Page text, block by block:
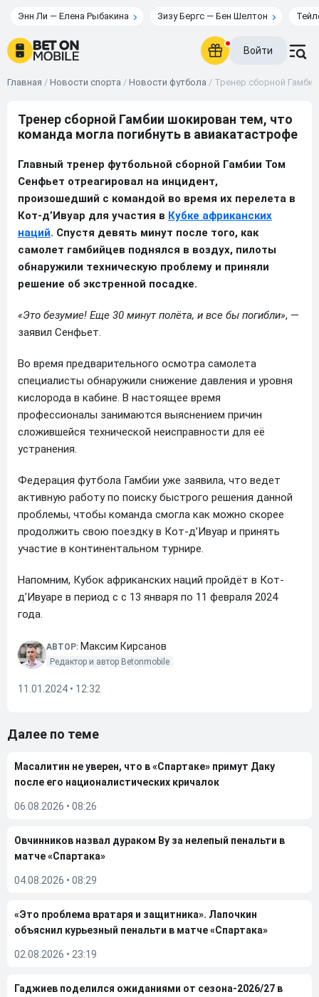
Энн Ли — Елена Рыбакина Зизу Бергс — Бен Шелтон
Войти
Главная / Новости спорта / Новости футбола / Тренер сборной
Тренер сборной Гамбии шокирован тем, что
команда могла погибнуть в авиакатастрофе
Главный тренер футбольной сборной Гамбии Том
Сенфьет отреагировал на инцидент,
произошедший с командой во время их перелета в
Кот-д’Ивуар для участия в Кубке африканских
наций. Спустя девять минут после того, как
самолет гамбийцев поднялся в воздух, пилоты
обнаружили техническую проблему и приняли
решение об экстренной посадке.
«Это безумие! Еще 30 минут полёта, и все бы погибли», —
заявил Сенфьет.
Во время предварительного осмотра самолета
специалисты обнаружили снижение давления и уровня
кислорода в кабине. В настоящее время
профессионалы занимаются выяснением причин
сложившейся технической неисправности для её
устранения.
Федерация футбола Гамбии уже заявила, что ведет
активную работу по поиску быстрого решения данной
проблемы, чтобы команда смогла как можно скорее
продолжить свою поездку в Кот-д’Ивуар и принять
участие в континентальном турнире.
Напомним, Кубок африканских наций пройдёт в Кот-
д’Ивуаре в период с с 13 января по 11 февраля 2024
года.
АВТОР: Максим Кирсанов
Редактор и автор Betonmobile
11.01.2024 • 12:32
Далее по теме
Масалитин не уверен, что в «Спартаке» примут Даку
после его националистических кричалок
06.08.2026 • 08:26
Овчинников назвал дураком Ву за нелепый пенальти в
матче «Спартака»
04.08.2026 • 08:29
«Это проблема вратаря и защитника». Лапочкин
объяснил курьезный пенальти в матче «Спартака»
02.08.2026 • 23:19
Гаджиев поделился ожиданиями от сезона-2026/27 в